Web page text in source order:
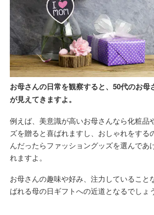
お母さんの日常を観察すると、50代のお母
が見えてきますよ。
例えば、美意識が高いお母さんなら化粧品
ズを贈ると喜ばれますし、おしゃれをする
んだったらファッショングッズを選んであ
れますよ。
お母さんの趣味や好み、注力していること
ばれる母の日ギフトへの近道となるでしょう